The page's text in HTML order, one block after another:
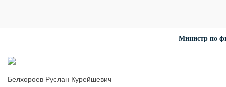
Министр по
Белхороев Руслан Курейшевич